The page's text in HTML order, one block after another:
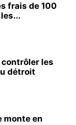
frais de 100
contrôler les
détroit
monte en